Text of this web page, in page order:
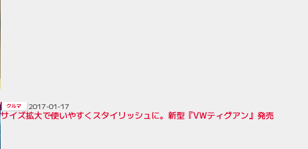
サイズ拡大で使いやすくスタイリッシュに。新型『VWティグアン』発売
クルマ 2017-01-17